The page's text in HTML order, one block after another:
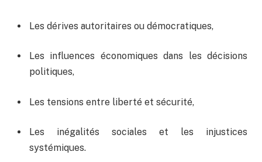
Les dérives autoritaires ou démocratiques,
Les influences économiques dans les décisions
politiques,
Les tensions entre liberté et sécurité,
Les inégalités sociales et les injustices
systémiques.